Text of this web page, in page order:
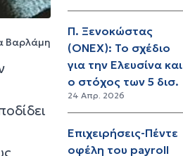
Βαρλάμη
Π. Ξενοκώστας
(ONEX): Το σχέδιο
για την Ελευσίνα και
ο στόχος των 5 δισ.
24 Απρ. 2026
Επιχειρήσεις-Πέντε
οφέλη του payroll